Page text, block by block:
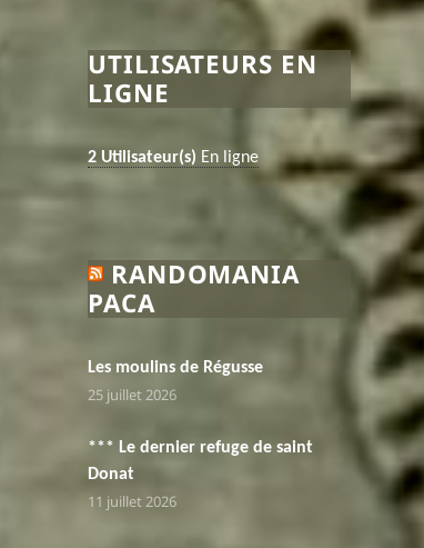
UTILISATEURS EN
LIGNE
2 Utilisateur(s) En ligne
RANDOMANIA
PACA
Les moulins de Régusse
25 juillet 2026
*** Le dernier refuge de saint
Donat
11 juillet 2026